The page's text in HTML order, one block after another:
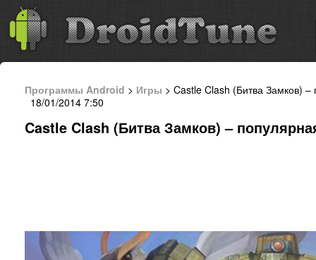
Программы Android > Игры > Castle Clash (Битва Замков)
18/01/2014 7:50
Castle Clash (Битва Замков) –